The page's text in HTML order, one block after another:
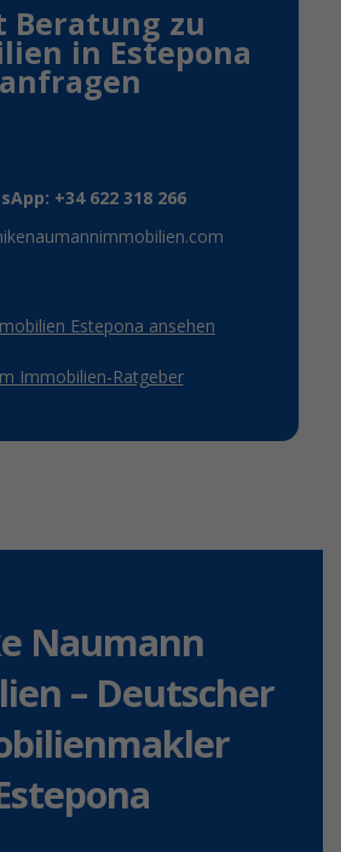
Beratung zu
in Estepona
anfragen
+34 622 318 266
Estepona ansehen
Immobilien-Ratgeber
Naumann
– Deutscher